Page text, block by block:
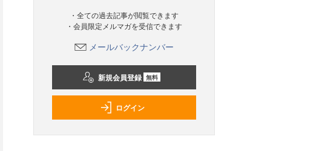
・全ての過去記事が閲覧できます
・会員限定メルマガを受信できます
メールバックナンバー
新規会員登録 無料
ログイン